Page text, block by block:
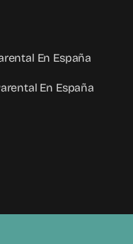
En España
En España